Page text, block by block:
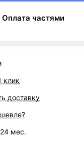
Оплата частями
клик
доставку
мес.